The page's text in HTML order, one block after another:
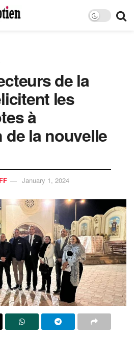
de la
les
à
de la nouvelle
January 1, 2024